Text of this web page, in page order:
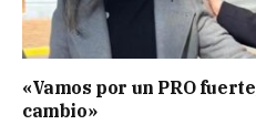
«Vamos por un PRO
cambio»